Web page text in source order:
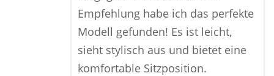
Empfehlung habe ich das perfekte
Modell gefunden! Es ist leicht,
sieht stylisch aus und bietet eine
komfortable Sitzposition.